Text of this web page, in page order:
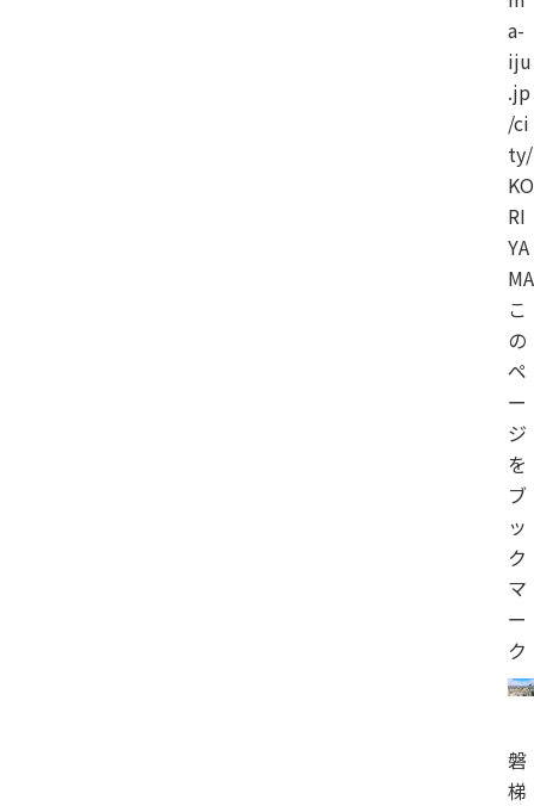
a-
iju
.jp
/ci
ty/
KO
RI
YA
MA
こ
の
ペ
ー
ジ
を
ブ
ッ
ク
マ
ー
ク
磐
梯